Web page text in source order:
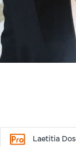
Laetitia